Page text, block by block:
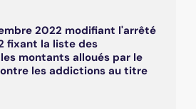
2022 modifiant l'arrêté
fixant la liste des
montants alloués par le
les addictions au titre